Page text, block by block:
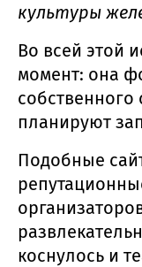
культуры
Во всей этой
момент: она
планируют
Подобные
коснулось и